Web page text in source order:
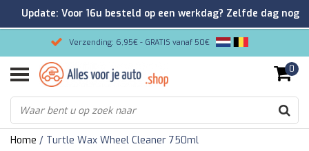
Verzending: 6,95€ - GRATIS vanaf 50€
Gemakkelijk bestellen/Veilig betalen
9.2/10 Klantenrating via Kiyoh!
0
Home / Turtle Wax Wheel Cleaner 750ml
Update: Voor 16u besteld op een werkdag? Zelfde dag nog
verzonden!